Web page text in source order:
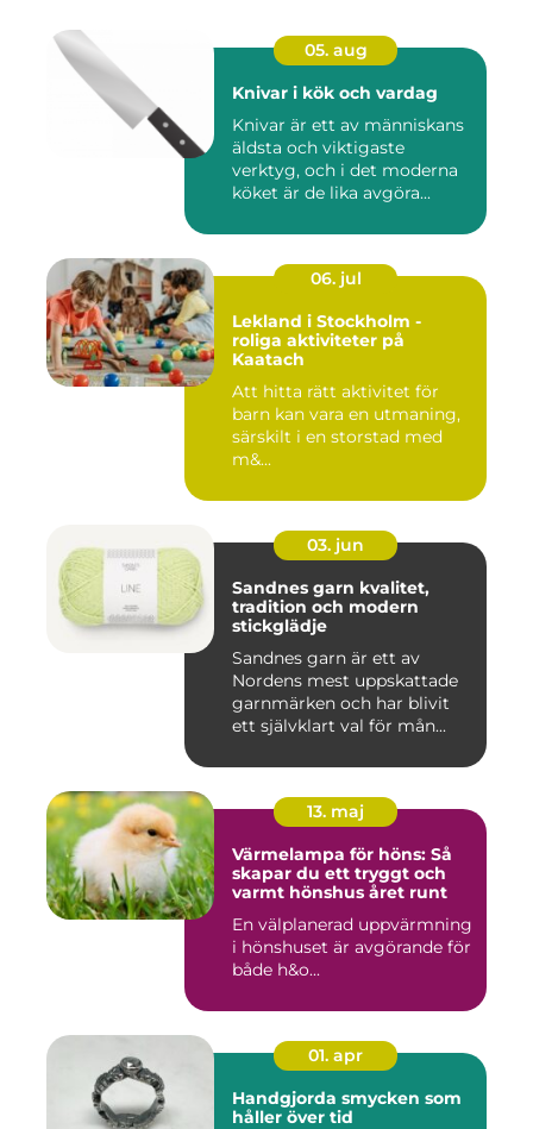
05. aug
Knivar i kök och vardag
Knivar är ett av människans
äldsta och viktigaste
verktyg, och i det moderna
köket är de lika avgöra...
06. jul
Lekland i Stockholm -
roliga aktiviteter på
Kaatach
Att hitta rätt aktivitet för
barn kan vara en utmaning,
särskilt i en storstad med
m&...
03. jun
Sandnes garn kvalitet,
tradition och modern
stickglädje
Sandnes garn är ett av
Nordens mest uppskattade
garnmärken och har blivit
ett självklart val för mån...
13. maj
Värmelampa för höns: Så
skapar du ett tryggt och
varmt hönshus året runt
En välplanerad uppvärmning
i hönshuset är avgörande för
både h&o...
01. apr
Handgjorda smycken som
håller över tid